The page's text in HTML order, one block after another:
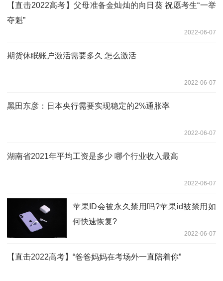
【直击2022高考】父母准备金灿灿的向日葵 祝愿考生“一举
夺魁”
2022-06-07
期货休眠账户激活需要多久 怎么激活
2022-06-07
黑田东彦：日本央行需要实现稳定的2%通胀率
2022-06-07
湖南省2021年平均工资是多少 哪个行业收入最高
2022-06-07
苹果ID会被永久禁用吗?苹果id被禁用如
何快速恢复?
2022-06-07
【直击2022高考】“爸爸妈妈在考场外一直陪着你”